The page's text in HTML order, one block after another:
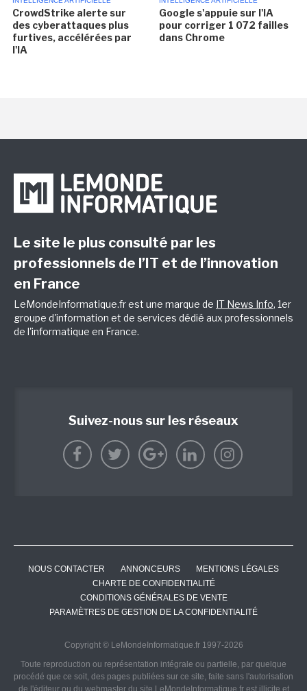
CrowdStrike alerte sur
des cyberattaques plus
furtives, accélérées par
l'IA
Google s'appuie sur l'IA
pour corriger 1 072 failles
dans Chrome
Le site le plus consulté par les
professionnels de l’IT et de l’innovation
en France
LeMondeInformatique.fr est une marque de IT News Info, 1er
groupe d'information et de services dédié aux professionnels
de l'informatique en France.
Suivez-nous sur les réseaux
NOUS CONTACTER ANNONCEURS
MENTIONS LÉGALES
CHARTE DE CONFIDENTIALITÉ
CONDITIONS GÉNÉRALES DE VENTE
PARAMÈTRES DE GESTION DE LA CONFIDENTIALITÉ
Copyright © LeMondeInformatique.fr 1997-2026
Toute reproduction ou représentation intégrale ou partielle, par quelque
procédé que ce soit, des pages publiées sur ce site, faite sans l'autorisation
de l'éditeur ou du webmaster du site LeMondeInformatique.fr est illicite et